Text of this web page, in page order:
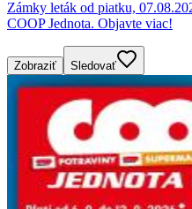
Zámky leták od piatku,
COOP Jednota. Objavte viac!
Zobraziť Sledovať